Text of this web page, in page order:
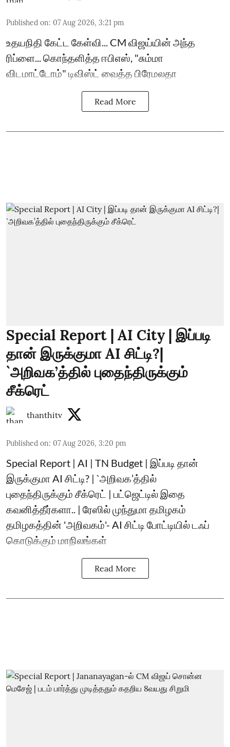
Published on: 07 Aug 2026, 3:21 pm
உதயநிதி கேட்ட கேள்வி... CM விஜய்யின் அந்த
ரிப்ளை... கொந்தளித்த ஈபிஎஸ், "சும்மா
விடமாட்டோம்" டிவிஸ்ட் வைத்த பிரேமலதா
Read More
Special Report | AI City | இப்படி
தான் இருக்குமா AI சிட்டி?|
`அறிவக’த்தில் புதைந்திருக்கும்
சீக்ரெட்
thanthitv
Published on: 07 Aug 2026, 3:20 pm
Special Report | AI | TN Budget | இப்படி தான்
இருக்குமா AI சிட்டி? | `அறிவக’த்தில்
புதைந்திருக்கும் சீக்ரெட் | பட்ஜெட்டில் இதை
கவனித்தீர்களா.. | ரேஸில் முந்துமா தமிழகம்
தமிழகத்தின் 'அறிவகம்'- AI சிட்டி போட்டியில் டஃப்
கொடுக்கும் மாநிலங்கள்
Read More